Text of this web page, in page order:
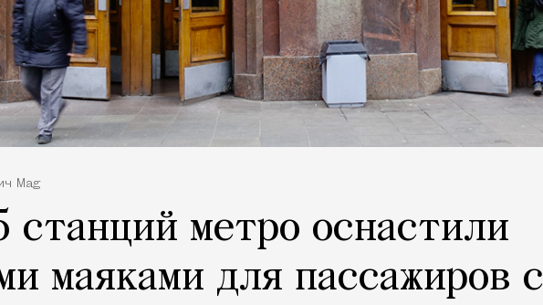
Mag
станций метро оснастили
маяками для пассажиров с